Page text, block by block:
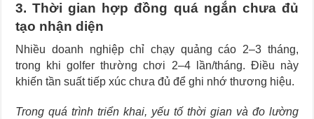
3. Thời gian hợp đồng quá ngắn chưa đủ
tạo nhận diện
Nhiều doanh nghiệp chỉ chạy quảng cáo 2–3 tháng,
trong khi golfer thường chơi 2–4 lần/tháng. Điều này
khiến tần suất tiếp xúc chưa đủ để ghi nhớ thương hiệu.
Trong quá trình triển khai, yếu tố thời gian và đo lường